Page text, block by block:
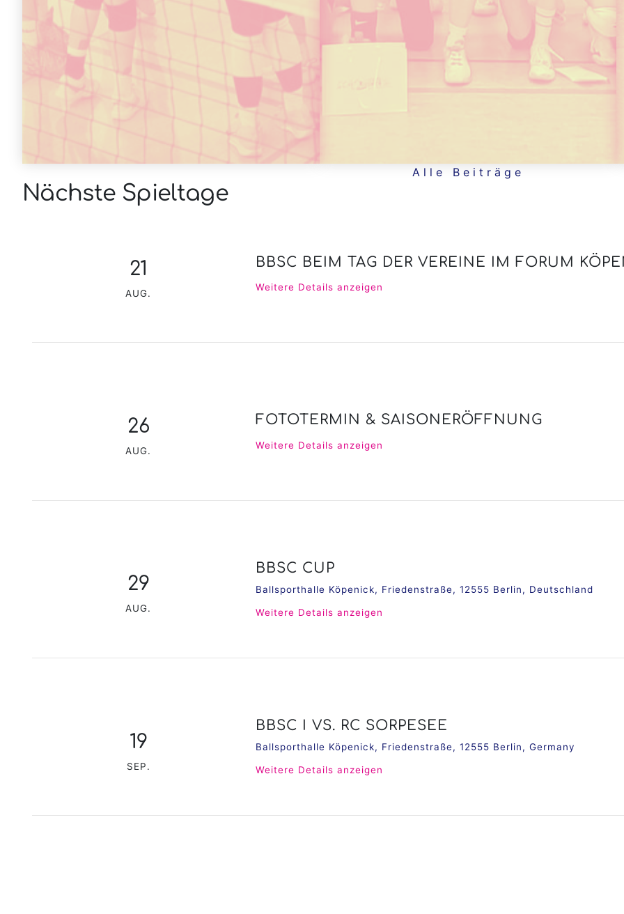
Alle Beiträge
Nächste Spieltage
21
AUG.
BBSC BEIM TAG DER VEREINE IM FORUM
Weitere Details anzeigen
26
AUG.
FOTOTERMIN & SAISONERÖFFNUNG
Weitere Details anzeigen
29
AUG.
BBSC CUP
Ballsporthalle Köpenick, Friedenstraße, 12555 Berlin, Deutschland
Weitere Details anzeigen
19
SEP.
BBSC I VS. RC SORPESEE
Ballsporthalle Köpenick, Friedenstraße, 12555 Berlin, Germany
Weitere Details anzeigen